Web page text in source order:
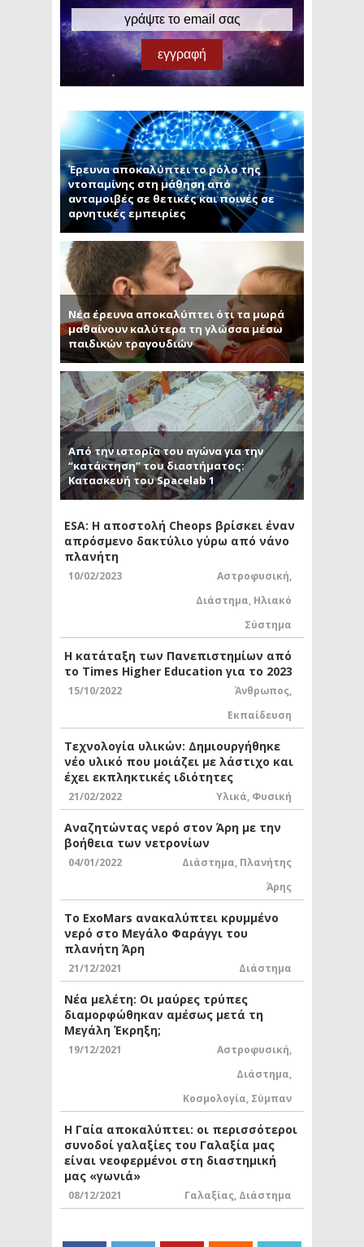
Έρευνα αποκαλύπτει το ρόλο της
ντοπαμίνης στη μάθηση από
ανταμοιβές σε θετικές και ποινές σε
αρνητικές εμπειρίες
Νέα έρευνα αποκαλύπτει ότι τα μωρά
μαθαίνουν καλύτερα τη γλώσσα μέσω
παιδικών τραγουδιών
Από την ιστορία του αγώνα για την
“κατάκτηση” του διαστήματος:
Κατασκευή του Spacelab 1
ESA: Η αποστολή Cheops βρίσκει έναν
απρόσμενο δακτύλιο γύρω από νάνο
πλανήτη
10/02/2023 Αστροφυσική,
Διάστημα, Ηλιακό
Σύστημα
Η κατάταξη των Πανεπιστημίων από
το Times Higher Education για το 2023
15/10/2022 Άνθρωπος,
Εκπαίδευση
Τεχνολογία υλικών: Δημιουργήθηκε
νέο υλικό που μοιάζει με λάστιχο και
έχει εκπληκτικές ιδιότητες
21/02/2022 Υλικά, Φυσική
Αναζητώντας νερό στον Άρη με την
βοήθεια των νετρονίων
04/01/2022 Διάστημα, Πλανήτης
Άρης
Το ExoMars ανακαλύπτει κρυμμένο
νερό στο Μεγάλο Φαράγγι του
πλανήτη Άρη
21/12/2021 Διάστημα
Νέα μελέτη: Οι μαύρες τρύπες
διαμορφώθηκαν αμέσως μετά τη
Μεγάλη Έκρηξη;
19/12/2021 Αστροφυσική,
Διάστημα,
Κοσμολογία, Σύμπαν
Η Γαία αποκαλύπτει: οι περισσότεροι
συνοδοί γαλαξίες του Γαλαξία μας
είναι νεοφερμένοι στη διαστημική
μας «γωνιά»
08/12/2021 Γαλαξίας, Διάστημα